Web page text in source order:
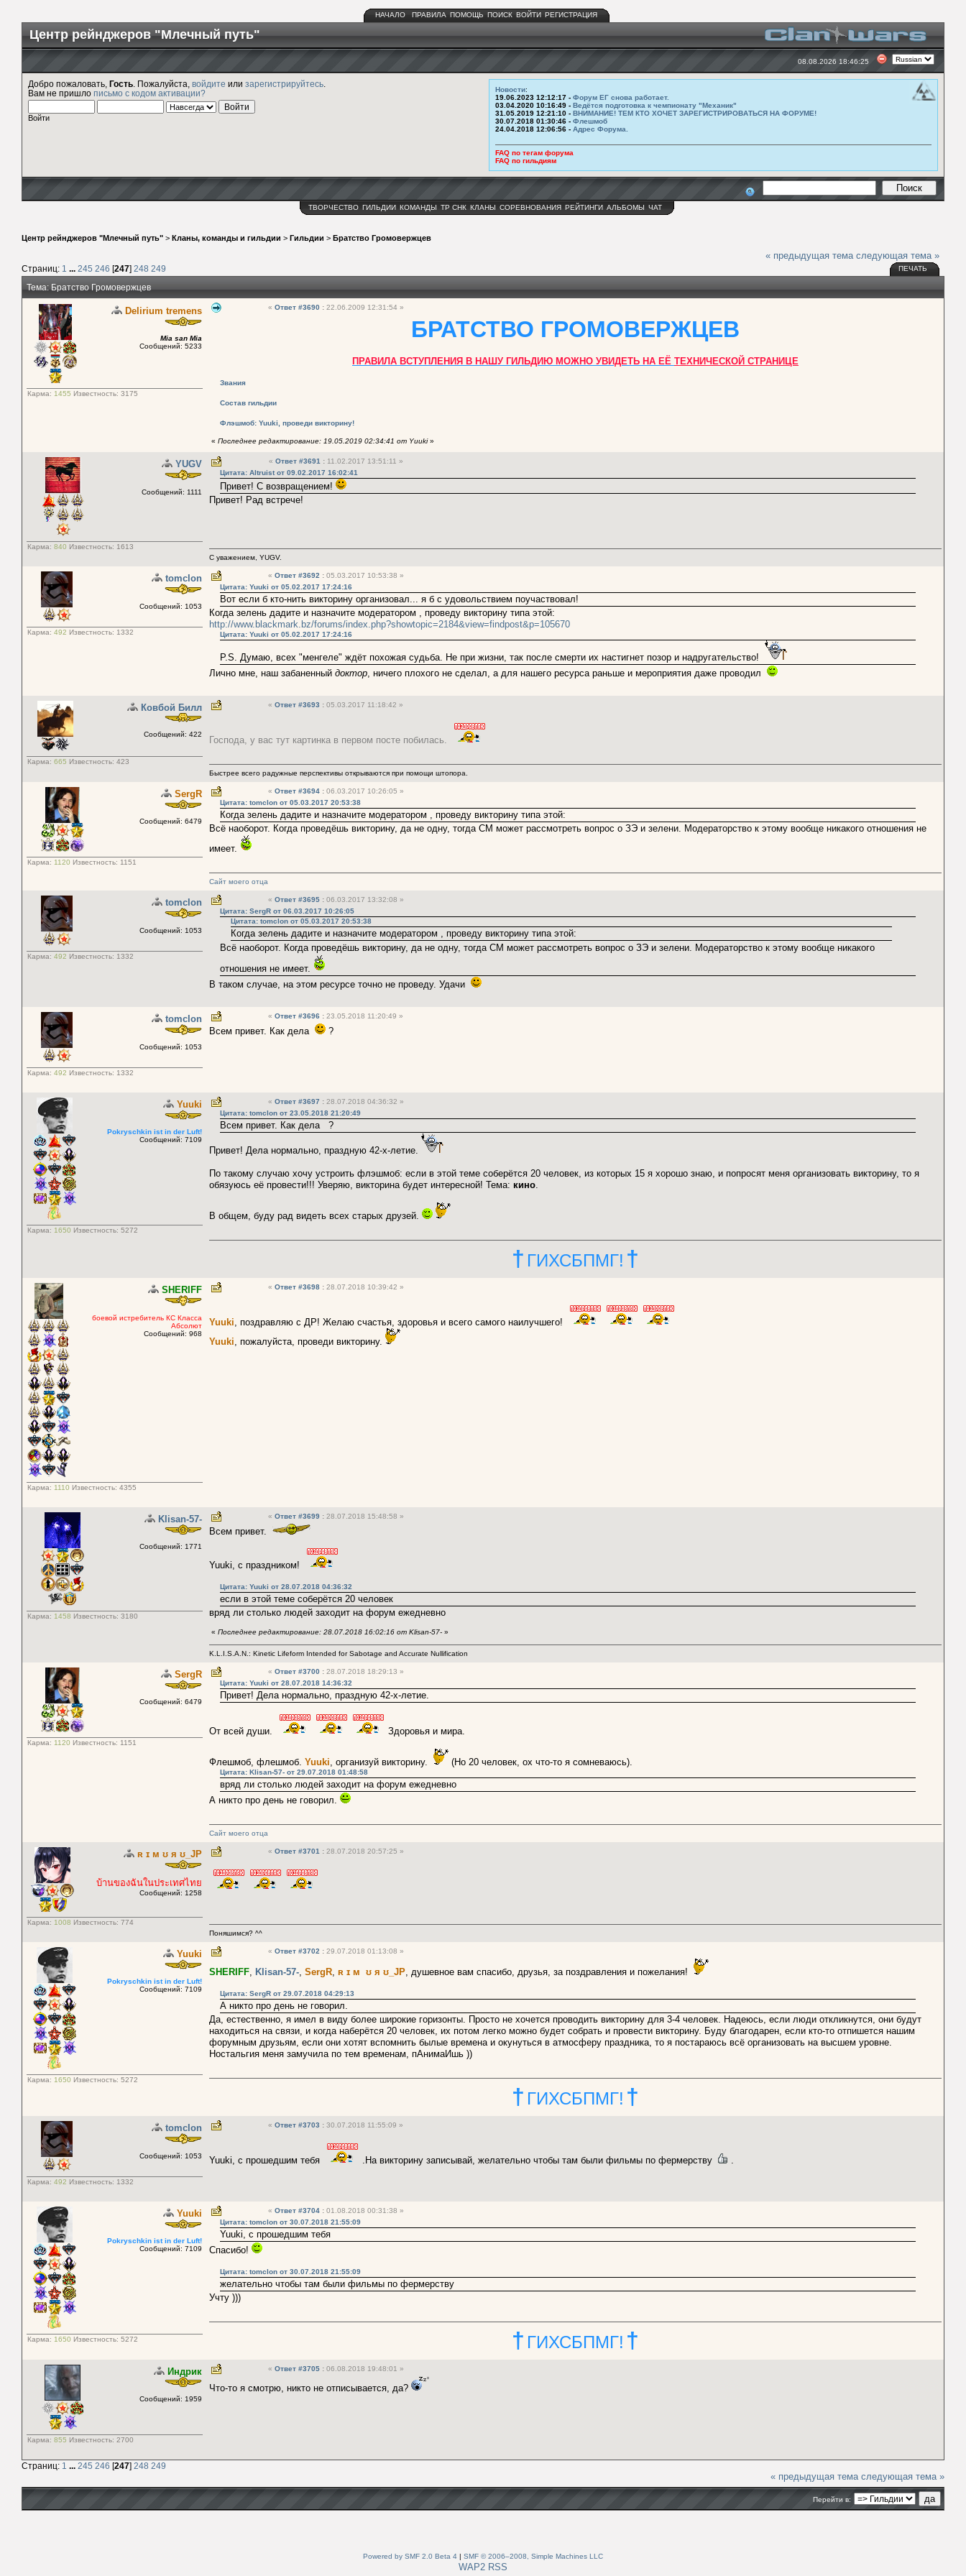
НАЧАЛО ПРАВИЛА ПОМОЩЬ ПОИСК ВОЙТИ РЕГИСТРАЦИЯ
Центр рейнджеров "Млечный путь"
08.08.2026 18:46:25
Добро пожаловать, Гость . Пожалуйста, войдите или зарегистрируйтесь
Вам не пришло письмо с кодом активации?
Войти
Новости:
19.06.2023 12:12:17 - Форум ЕГ снова работает.
03.04.2020 10:16:49 - Ведётся подготовка к чемпионату "Механик"
31.05.2019 12:21:10 - ВНИМАНИЕ! ТЕМ КТО ХОЧЕТ ЗАРЕГИСТРИРОВАТЬСЯ НА ФОРУМЕ!
30.07.2018 01:30:46 - Флешмоб
24.04.2018 12:06:56 - Адрес Форума.
FAQ по тегам форума
FAQ по гильдиям
ТВОРЧЕСТВО ГИЛЬДИИ КОМАНДЫ ТР СНК КЛАНЫ СОРЕВНОВАНИЯ РЕЙТИНГИ АЛЬБОМЫ ЧАТ
Центр рейнджеров "Млечный путь" > Кланы, команды и гильдии > Гильдии > Братство Громовержцев
Страниц: 1 ... 245 246 [247] 248 249
« предыдущая тема следующая тема »
ПЕЧАТЬ
Тема: Братство Громовержцев
Delirium tremens
Mia san Mia
Сообщений: 5233
Карма: 1455 Известность: 3175
« Ответ #3690 : 22.06.2009 12:31:54 »
БРАТСТВО ГРОМОВЕРЖЦЕВ
ПРАВИЛА ВСТУПЛЕНИЯ В НАШУ ГИЛЬДИЮ МОЖНО УВИДЕТЬ НА ЕЁ ТЕХНИЧЕСКОЙ СТРАНИЦЕ
Звания
Состав гильдии
Флэшмоб: Yuuki, проведи викторину!
« Последнее редактирование: 19.05.2019 02:34:41 от Yuuki»
YUGV
Сообщений: 1111
Карма: 840 Известность: 1613
« Ответ #3691 : 11.02.2017 13:51:11 »
Цитата: Altruist от 09.02.2017 16:02:41
Привет! С возвращением!
Привет! Рад встрече!
С уважением, YUGV.
tomclon
Сообщений: 1053
Карма: 492 Известность: 1332
« Ответ #3692 : 05.03.2017 10:53:38 »
Цитата: Yuuki от 05.02.2017 17:24:16
Вот если б кто-нить викторину организовал... я б с удовольствием поучаствовал!
Когда зелень дадите и назначите модератором , проведу викторину типа этой:
http://www.blackmark.bz/forums/index.php?showtopic=2184&view=findpost&p=105670
Цитата: Yuuki от 05.02.2017 17:24:16
P.S. Думаю, всех "менгеле" ждёт похожая судьба. Не при жизни, так после смерти их настигнет позор и надругательство!
Лично мне, наш забаненный доктор, ничего плохого не сделал, а для нашего ресурса раньше и мероприятия даже проводил
Ковбой Билл
Сообщений: 422
Карма: 665 Известность: 423
« Ответ #3693 : 05.03.2017 11:18:42 »
Господа, у вас тут картинка в первом посте побилась.
Быстрее всего радужные перспективы открываются при помощи штопора.
SergR
Сообщений: 6479
Карма: 1120 Известность: 1151
« Ответ #3694 : 06.03.2017 10:26:05 »
Цитата: tomclon от 05.03.2017 20:53:38
Когда зелень дадите и назначите модератором , проведу викторину типа этой:
Всё наоборот. Когда проведёшь викторину, да не одну, тогда СМ может рассмотреть вопрос о ЗЭ и зелени. Модераторство к этому вообще никакого отношения не
имеет.
Сайт моего отца
tomclon
Сообщений: 1053
Карма: 492 Известность: 1332
« Ответ #3695 : 06.03.2017 13:32:08 »
Цитата: SergR от 06.03.2017 10:26:05
Цитата: tomclon от 05.03.2017 20:53:38
Когда зелень дадите и назначите модератором , проведу викторину типа этой:
Всё наоборот. Когда проведёшь викторину, да не одну, тогда СМ может рассмотреть вопрос о ЗЭ и зелени. Модераторство к этому вообще никакого
отношения не имеет.
В таком случае, на этом ресурсе точно не проведу. Удачи
tomclon
Сообщений: 1053
Карма: 492 Известность: 1332
« Ответ #3696 : 23.05.2018 11:20:49 »
Всем привет. Как дела ?
Yuuki
Pokryschkin ist in der Luft!
Сообщений: 7109
Карма: 1650 Известность: 5272
« Ответ #3697 : 28.07.2018 04:36:32 »
Цитата: tomclon от 23.05.2018 21:20:49
Всем привет. Как дела ?
Привет! Дела нормально, праздную 42-х-летие.
По такому случаю хочу устроить флэшмоб: если в этой теме соберётся 20 человек, из которых 15 я хорошо знаю, и попросят меня организовать викторину, то я
обязуюсь её провести!!! Уверяю, викторина будет интересной! Тема: кино.
В общем, буду рад видеть всех старых друзей.
† ГИХСБПМГ! †
SHERIFF
боевой истребитель КС Класса
Абсолют
Сообщений: 968
Карма: 1110 Известность: 4355
« Ответ #3698 : 28.07.2018 10:39:42 »
Yuuki, поздравляю с ДР! Желаю счастья, здоровья и всего самого наилучшего!
Yuuki, пожалуйста, проведи викторину.
Klisan-57-
Сообщений: 1771
Карма: 1458 Известность: 3180
« Ответ #3699 : 28.07.2018 15:48:58 »
Всем привет.
Yuuki, с праздником!
Цитата: Yuuki от 28.07.2018 04:36:32
если в этой теме соберётся 20 человек
вряд ли столько людей заходит на форум ежедневно
« Последнее редактирование: 28.07.2018 16:02:16 от Klisan-57- »
K.L.I.S.A.N.: Kinetic Lifeform Intended for Sabotage and Accurate Nullification
SergR
Сообщений: 6479
Карма: 1120 Известность: 1151
« Ответ #3700 : 28.07.2018 18:29:13 »
Цитата: Yuuki от 28.07.2018 14:36:32
Привет! Дела нормально, праздную 42-х-летие.
От всей души. Здоровья и мира.
Флешмоб, флешмоб. Yuuki, организуй викторину. (Но 20 человек, ох что-то я сомневаюсь).
Цитата: Klisan-57- от 29.07.2018 01:48:58
вряд ли столько людей заходит на форум ежедневно
А никто про день не говорил.
Сайт моего отца
ʀ ɪ м ʊ я ʊ_JP
บ้านของฉันในประเทศไทย
Сообщений: 1258
Карма: 1008 Известность: 774
« Ответ #3701 : 28.07.2018 20:57:25 »
Поняшимся? ^^
Yuuki
Pokryschkin ist in der Luft!
Сообщений: 7109
Карма: 1650 Известность: 5272
« Ответ #3702 : 29.07.2018 01:13:08 »
SHERIFF, Klisan-57-, SergR, ʀ ɪ м ʊ я ʊ_JP, душевное вам спасибо, друзья, за поздравления и пожелания!
Цитата: SergR от 29.07.2018 04:29:13
А никто про день не говорил.
Да, естественно, я имел в виду более широкие горизонты. Просто не хочется проводить викторину для 3-4 человек. Надеюсь, если люди откликнутся, они будут
находиться на связи, и когда наберётся 20 человек, их потом легко можно будет собрать и провести викторину. Буду благодарен, если кто-то отпишется нашим
форумным друзьям, если они хотят вспомнить былые времена и окунуться в атмосферу праздника, то я постараюсь всё организовать на высшем уровне.
Ностальгия меня замучила по тем временам, пАнимаИшь ))
† ГИХСБПМГ! †
tomclon
Сообщений: 1053
Карма: 492 Известность: 1332
« Ответ #3703 : 30.07.2018 11:55:09 »
Yuuki, с прошедшим тебя .На викторину записывай, желательно чтобы там были фильмы по фермерству .
Yuuki
Pokryschkin ist in der Luft!
Сообщений: 7109
Карма: 1650 Известность: 5272
« Ответ #3704 : 01.08.2018 00:31:38 »
Цитата: tomclon от 30.07.2018 21:55:09
Yuuki, с прошедшим тебя
Спасибо!
Цитата: tomclon от 30.07.2018 21:55:09
желательно чтобы там были фильмы по фермерству
Учту )))
† ГИХСБПМГ! †
Индрик
Сообщений: 1959
Карма: 855 Известность: 2700
« Ответ #3705 : 06.08.2018 19:48:01 »
Что-то я смотрю, никто не отписывается, да?
Страниц: 1 ... 245 246 [247] 248 249
« предыдущая тема следующая тема »
Перейти в:
Powered by SMF 2.0 Beta 4 | SMF © 2006–2008, Simple Machines LLC
WAP2 RSS